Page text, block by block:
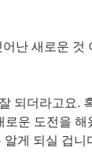
난 새로운 것
되더라고요.
운 도전을 해
알게 되실 겁니